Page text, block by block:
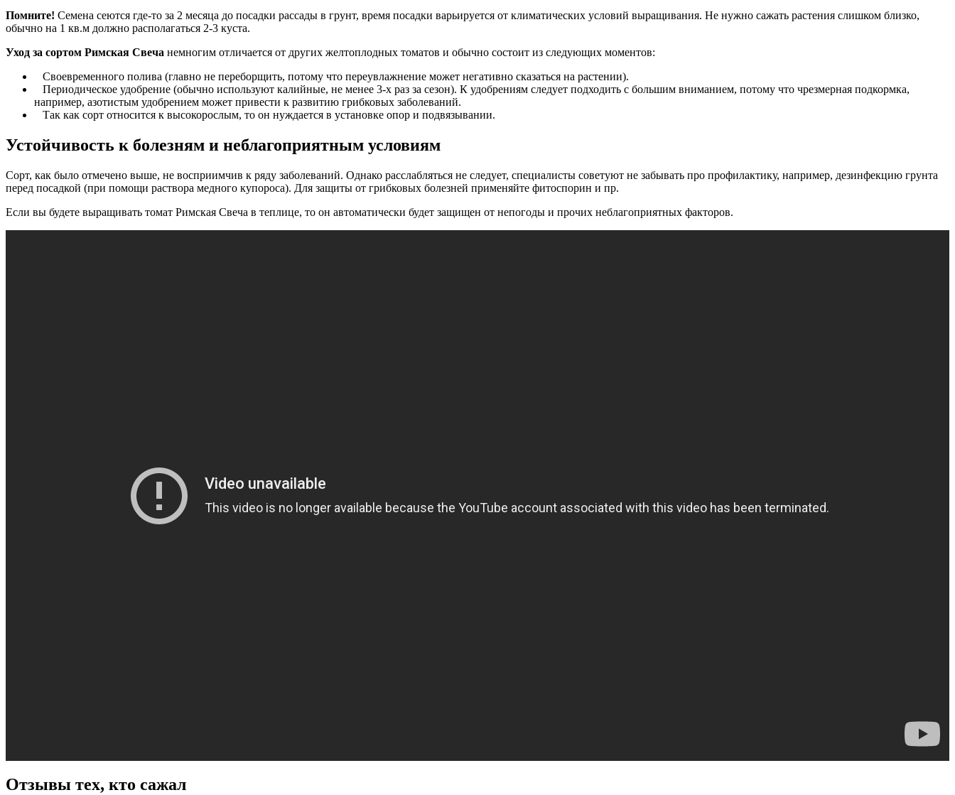
Помните! Семена сеются где-то за 2 месяца до посадки рассады в грунт, время посадки варьируется от климатических условий выращивания. Не нужно сажать растения слишком близко,
обычно на 1 кв.м должно располагаться 2-3 куста.
Уход за сортом Римская Свеча немногим отличается от других желтоплодных томатов и обычно состоит из следующих моментов:
Своевременного полива (главно не переборщить, потому что переувлажнение может негативно сказаться на растении).
Периодическое удобрение (обычно используют калийные, не менее 3-х раз за сезон). К удобрениям следует подходить с большим вниманием, потому что чрезмерная подкормка,
например, азотистым удобрением может привести к развитию грибковых заболеваний.
Так как сорт относится к высокорослым, то он нуждается в установке опор и подвязывании.
Устойчивость к болезням и неблагоприятным условиям
Сорт, как было отмечено выше, не восприимчив к ряду заболеваний. Однако расслабляться не следует, специалисты советуют не забывать про профилактику, например, дезинфекцию грунта
перед посадкой (при помощи раствора медного купороса). Для защиты от грибковых болезней применяйте фитоспорин и пр.
Если вы будете выращивать томат Римская Свеча в теплице, то он автоматически будет защищен от непогоды и прочих неблагоприятных факторов.
Отзывы тех, кто сажал